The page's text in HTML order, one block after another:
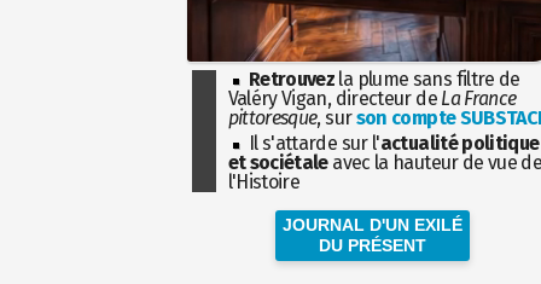
Retrouvez la plume sans filtre de
Valéry Vigan, directeur de La France
pittoresque, surson compte
Il s'attarde sur l'actualité politique
et sociétaleavec la hauteur de vue
l'Histoire
JOURNAL D'UN EXILÉ
DU PRÉSENT